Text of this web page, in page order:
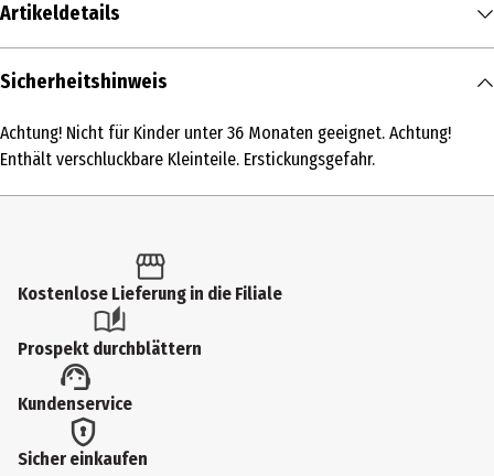
Artikeldetails
Inhalt
Produkttyp
Artikelnummer des Herstellers
Hersteller
Edurino GmbH
Herstelleradresse
Sicherheitshinweis
Achtung! Nicht für Kinder unter 36 Monaten geeignet. Achtung!
Enthält verschluckbare Kleinteile. Erstickungsgefahr.
Kostenlose Lieferung in die Filiale
Prospekt durchblättern
Kundenservice
Sicher einkaufen